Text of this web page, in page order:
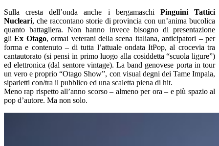
Sulla cresta dell’onda anche i bergamaschi Pinguini Tattici
Nucleari, che raccontano storie di provincia con un’anima bucolica
quanto battagliera. Non hanno invece bisogno di presentazione
gliEx Otago, ormai veterani della scena italiana, anticipatori – per
forma e contenuto – di tutta l’attuale ondata ItPop,al crocevia tra
cantautorato (si pensi in primo luogo alla cosiddetta “scuola ligure”)
ed elettronica (dal sentore vintage). La band genovese porta in tour
un vero e proprio “Otago Show”, con visual degni dei Tame Impala,
siparietti con/tra il pubblico ed una scaletta piena di hit.
Meno rap rispetto all’anno scorso – almeno per ora – e più spazio al
pop d’autore. Ma non solo.